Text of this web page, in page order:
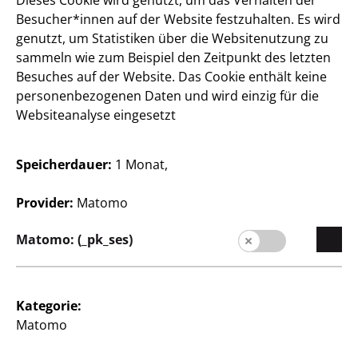
Unternehmen
Expansion
Qualität
Nachhaltigkeit
Kontakt
Kundeninformationen
Besucher*innen auf der Website festzuhalten. Es wird
genutzt, um Statistiken über die Websitenutzung zu
sammeln wie zum Beispiel den Zeitpunkt des letzten
Besuches auf der Website. Das Cookie enthält keine
personenbezogenen Daten und wird einzig für die
Websiteanalyse eingesetzt
Speicherdauer: 1 Monat,
Provider: Matomo
Matomo: (_pk_ses)
Kategorie:
Matomo